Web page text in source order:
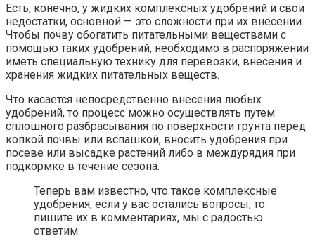
Есть, конечно, у жидких комплексных удобрений и свои
недостатки, основной — это сложности при их внесении.
Чтобы почву обогатить питательными веществами с
помощью таких удобрений, необходимо в распоряжении
иметь специальную технику для перевозки, внесения и
хранения жидких питательных веществ.
Что касается непосредственно внесения любых
удобрений, то процесс можно осуществлять путем
сплошного разбрасывания по поверхности грунта перед
копкой почвы или вспашкой, вносить удобрения при
посеве или высадке растений либо в междурядия при
подкормке в течение сезона.
Теперь вам известно, что такое комплексные
удобрения, если у вас остались вопросы, то
пишите их в комментариях, мы с радостью
ответим.